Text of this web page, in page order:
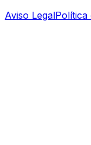
Aviso LegalPolítica